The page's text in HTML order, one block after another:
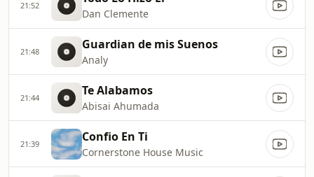
21:52
Dan Clemente
21:48 Guardian de mis Suenos
Analy
21:44 Te Alabamos
Abisai Ahumada
21:39 Confio En Ti
Cornerstone House Music